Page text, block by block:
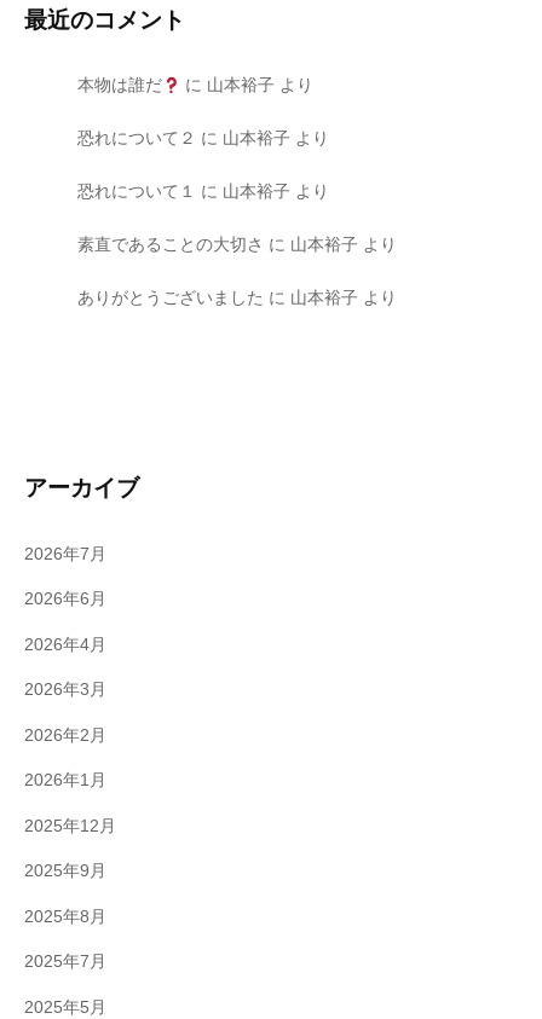
最近のコメント
本物は誰だ に 山本裕子 より
恐れについて２ に 山本裕子より
恐れについて１ に 山本裕子より
素直であることの大切さ に 山本裕子より
ありがとうございました に 山本裕子より
アーカイブ
2026年7月
2026年6月
2026年4月
2026年3月
2026年2月
2026年1月
2025年12月
2025年9月
2025年8月
2025年7月
2025年5月